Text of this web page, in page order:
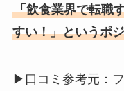
「飲食業界で転職
すい！」というポ
▶口コミ参考元：